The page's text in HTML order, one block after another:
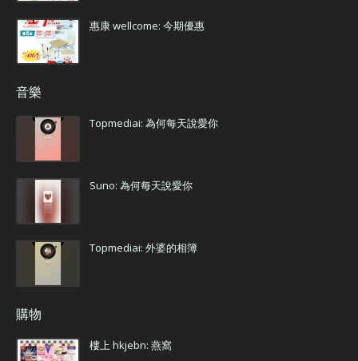
惠康 wellcome: 今期優惠
音樂
Topmediai: 為何每天說愛你
Suno: 為何每天說愛你
Topmediai: 外婆的相簿
購物
樓上 hkjebn: 燕窩